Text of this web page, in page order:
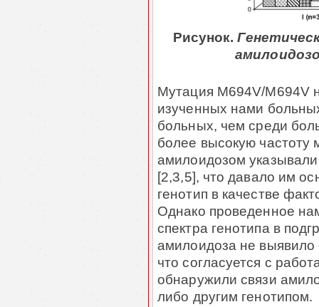
Рисунок.
Мутация M694V/M694V
изученных нами
больных, чем среди
более высокую частоту
амилоидозом
[2,3,5], что давало им
генотип в качестве
Однако проведенное
спектра генотипа в
амилоидоза не
что согласуется с
обнаружили связи
либо другим генотипом.